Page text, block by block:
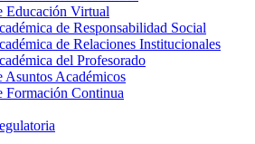
Educación Virtual
de Responsabilidad Social
de Relaciones Institucionales
del Profesorado
Asuntos Académicos
Formación Continua